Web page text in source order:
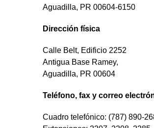
Aguadilla, PR 00604-6150
Dirección física
Calle Belt, Edificio 2252
Antigua Base Ramey,
Aguadilla, PR 00604
Teléfono, fax y correo
Cuadro telefónico: (787) 890-